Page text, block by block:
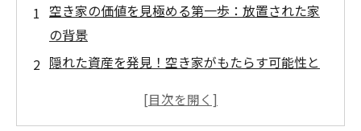
空き家の価値を見極める第一歩：放置された家
の背景
隠れた資産を発見！空き家がもたらす可能性と
空き家評価のポイント：専門家が教える判断基